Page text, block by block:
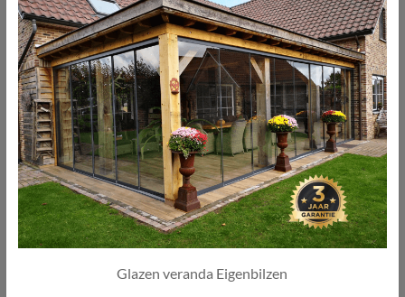
Glazen veranda Eigenbilzen